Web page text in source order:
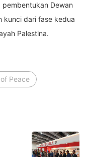
pembentukan Dewan
kunci dari fase kedua
Palestina.
Peace